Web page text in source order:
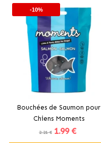
-10%
Bouchées de Saumon pour
Chiens Moments
2.21 € 1.99 €